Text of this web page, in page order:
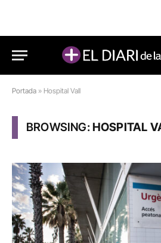
Portada » Hospital Vall
BROWSING:HOSPITAL